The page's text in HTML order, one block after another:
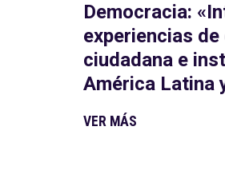
Democracia:
experiencias
ciudadana e
América Latina
VER MÁS